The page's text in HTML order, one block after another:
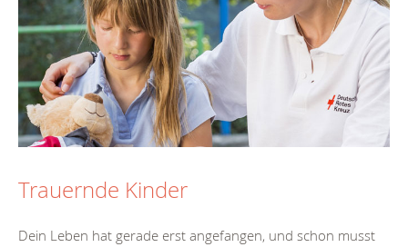
Trauernde Kinder
Dein Leben hat gerade erst angefangen, und schon musst